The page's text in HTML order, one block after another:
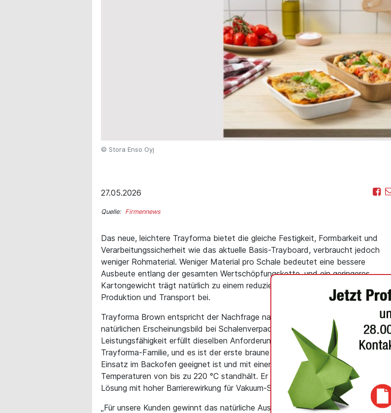
© Stora Enso Oyj
27.05.2026
Quelle: Firmennews
Das neue, leichtere Trayforma bietet die gleiche Festigkeit, Formbarkeit und
Verarbeitungssicherheit wie das aktuelle Basis-Trayboard, verbraucht jedoch
weniger Rohmaterial. Weniger Material pro Schale bedeutet eine bessere
Ausbeute entlang der gesamten Wertschöpfungskette, und ein geringeres
Kartongewicht trägt natürlich zu einem reduzierten CO2-Fußabdruck bei
Produktion und Transport bei.
Trayforma Brown entspricht der Nachfrage nach einem hochwertigen,
natürlichen Erscheinungsbild bei Schalenverpackungen. Seine technische
Leistungsfähigkeit erfüllt dieselben Anforderungen wie die übrigen Produkte der
Trayforma-Familie, und es ist der erste braune Schalenkarton, der für den
Einsatz im Backofen geeignet ist und mit einer transparenten PET-Beschichtung
Temperaturen von bis zu 220 °C standhält. Er ist zudem mit einer BarrPeel-
Lösung mit hoher Barrierewirkung für Vakuum-Skin-Verpackungen erhältlich.
„Für unsere Kunden gewinnt das natürliche Aussehen von braunem Karton